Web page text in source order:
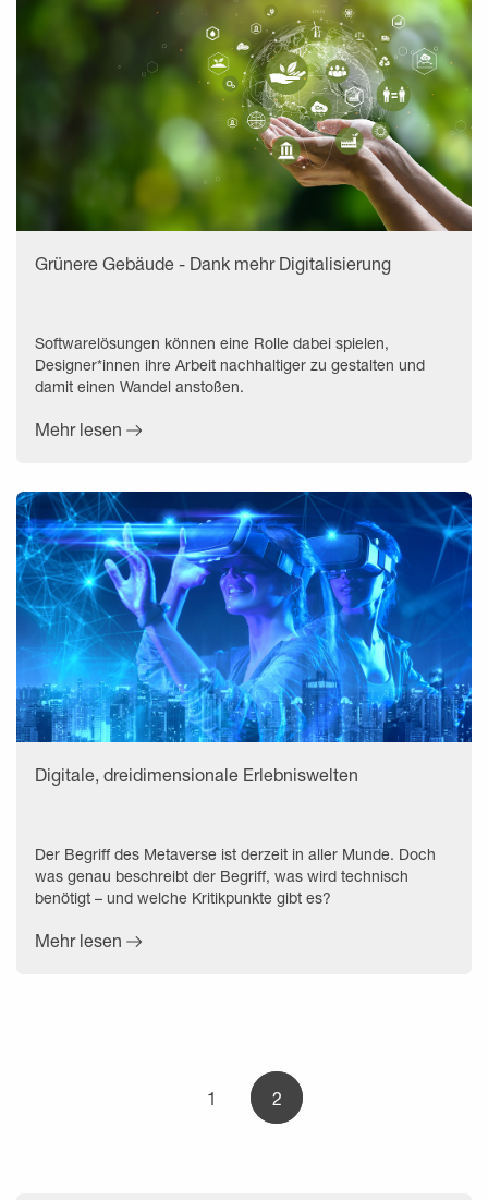
Grünere Gebäude - Dank mehr Digitalisierung
Softwarelösungen können eine Rolle dabei spielen,
Designer*innen ihre Arbeit nachhaltiger zu gestalten und
damit einen Wandel anstoßen.
Mehr lesen
Digitale, dreidimensionale Erlebniswelten
Der Begriff des Metaverse ist derzeit in aller Munde. Doch
was genau beschreibt der Begriff, was wird technisch
benötigt – und welche Kritikpunkte gibt es?
Mehr lesen
1 2